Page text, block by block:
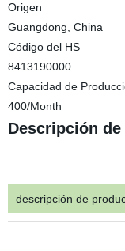
Origen
Guangdong, China
Código del HS
8413190000
Capacidad de
400/Month
Descripción
descripción de